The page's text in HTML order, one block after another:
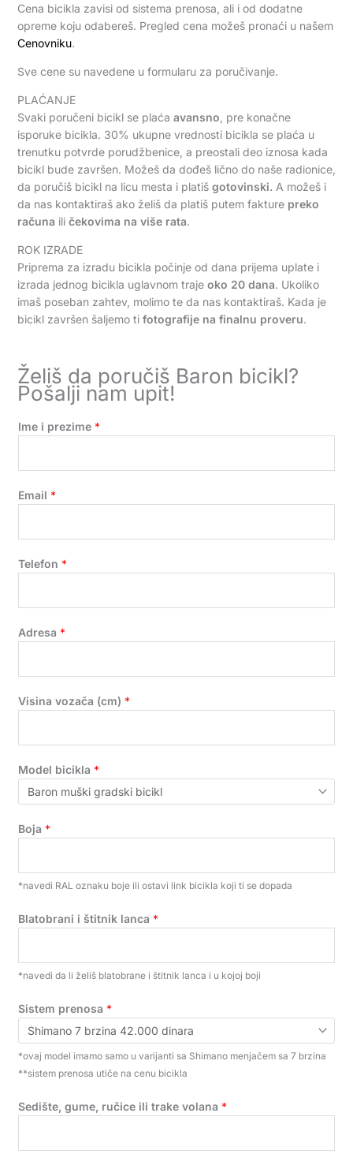
Cena bicikla zavisi od sistema prenosa, ali i od dodatne
opreme koju odabereš. Pregled cena možeš pronaći u našem
Cenovniku.
Sve cene su navedene u formularu za poručivanje.
PLAĆANJE
Svaki poručeni bicikl se plaća avansno , pre konačne
isporuke bicikla. 30% ukupne vrednosti bicikla se plaća u
trenutku potvrde porudžbenice, a preostali deo iznosa kada
bicikl bude završen. Možeš da dođeš lično do naše radionice,
da poručiš bicikl na licu mesta i platiš gotovinski. A možeš i
da nas kontaktiraš ako želiš da platiš putem fakture preko
računa ili čekovima na više rata.
ROK IZRADE
Priprema za izradu bicikla počinje od dana prijema uplate i
izrada jednog bicikla uglavnom traje oko 20 dana. Ukoliko
imaš poseban zahtev, molimo te da nas kontaktiraš. Kada je
bicikl završen šaljemo tifotografije na finalnu proveru.
Želiš da poručiš Baron bicikl?
Pošalji nam upit!
Ime i prezime *
Email *
Telefon *
Adresa *
Visina vozača (cm) *
Model bicikla *
Boja *
*navedi RAL oznaku boje ili ostavi link bicikla koji ti se dopada
Blatobrani i štitnik lanca *
*navedi da li želiš blatobrane i štitnik lanca i u kojoj boji
Sistem prenosa *
*ovaj model imamo samo u varijanti sa Shimano menjačem sa 7 brzina
**sistem prenosa utiče na cenu bicikla
Sedište, gume, ručice ili trake volana *